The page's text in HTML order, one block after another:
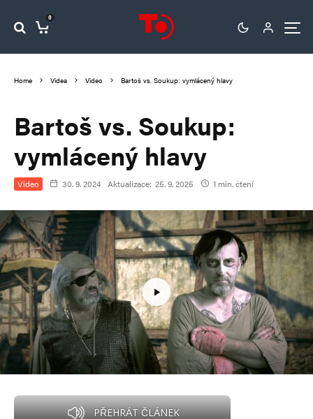
0
Home Videa Video Bartoš vs. Soukup: vymlácený hlavy
Bartoš vs. Soukup:
vymlácený hlavy
Video 30. 9. 2024 Aktualizace: 25. 9. 2025 1 min. čtení
PŘEHRÁT ČLÁNEK